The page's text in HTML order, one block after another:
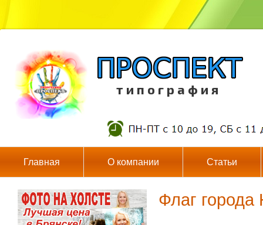
т и п о г р а ф и я
Главная О компании Статьи
Флаг города